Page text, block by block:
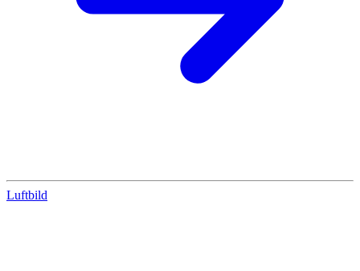
Luftbild